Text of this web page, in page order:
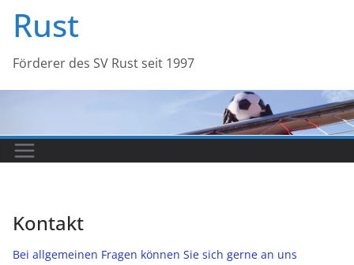
Rust
Förderer des SV Rust seit 1997
Kontakt
Bei allgemeinen Fragen können Sie sich gerne an uns